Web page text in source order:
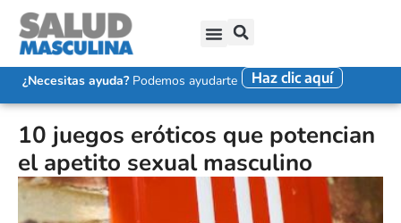
¿Necesitas ayuda?Podemos ayudarte Haz clic aquí
10 juegos eróticos que potencian
el apetito sexual masculino